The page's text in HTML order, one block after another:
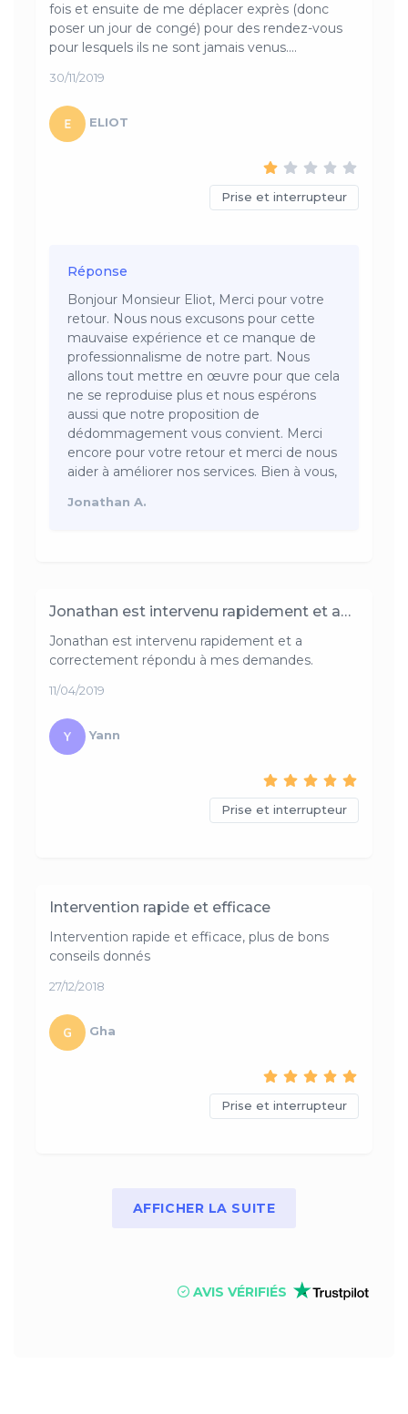
fois et ensuite de me déplacer exprès (donc
poser un jour de congé) pour des rendez-vous
pour lesquels ils ne sont jamais venus....
30/11/2019
ELIOT
Prise et interrupteur
Réponse
Bonjour Monsieur Eliot, Merci pour votre
retour. Nous nous excusons pour cette
mauvaise expérience et ce manque de
professionnalisme de notre part. Nous
allons tout mettre en œuvre pour que cela
ne se reproduise plus et nous espérons
aussi que notre proposition de
dédommagement vous convient. Merci
encore pour votre retour et merci de nous
aider à améliorer nos services. Bien à vous,
Jonathan A.
Jonathan est intervenu rapidement et a…
Jonathan est intervenu rapidement et a
correctement répondu à mes demandes.
11/04/2019
Yann
Prise et interrupteur
Intervention rapide et efficace
Intervention rapide et efficace, plus de bons
conseils donnés
27/12/2018
Gha
Prise et interrupteur
AFFICHER LA SUITE
AVIS VÉRIFIÉS